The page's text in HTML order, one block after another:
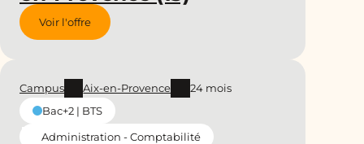
Voir l'offre
Campus Aix-en-Provence
24 mois
Bac+2 | BTS
Administration - Comptabilité